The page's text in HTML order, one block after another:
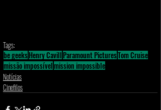
Tags:
be geeksHenry CavillParamount PicturesTom Cruise
missão impossívelmission impossible
Notícias
Cinefilos